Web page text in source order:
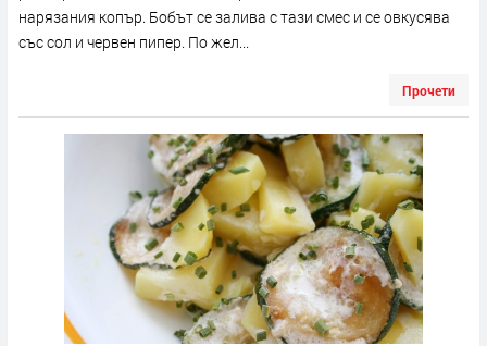
нарязания копър. Бобът се залива с тази смес и се овкусява
със сол и червен пипер. По жел...
Прочети